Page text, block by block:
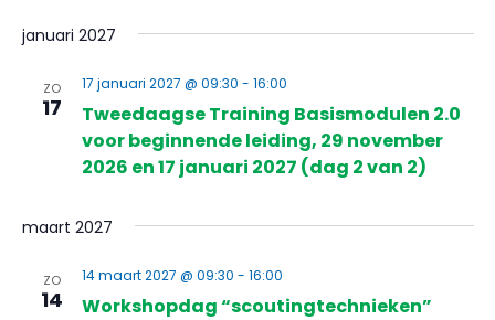
januari 2027
ZO
17
Tweedaagse Training Basismodulen 2.0
voor beginnende leiding, 29 november
2026 en 17 januari 2027 (dag 2 van 2)
17 januari 2027 @ 09:30 - 16:00
maart 2027
ZO
14 Workshopdag “scoutingtechnieken”
14 maart 2027 @ 09:30 - 16:00